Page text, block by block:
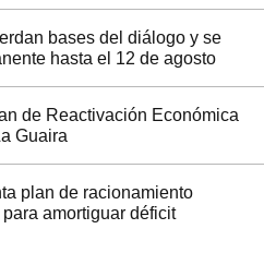
bases del diálogo y se
hasta el 12 de agosto
de Reactivación Económica
Guaira
plan de racionamiento
amortiguar déficit